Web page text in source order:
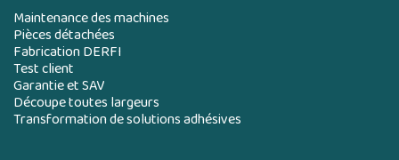
Maintenance des machines
Pièces détachées
Fabrication DERFI
Test client
Garantie et SAV
Découpe toutes largeurs
Transformation de solutions adhésives